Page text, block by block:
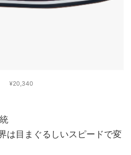
¥20,340
は目まぐるしいスピードで変